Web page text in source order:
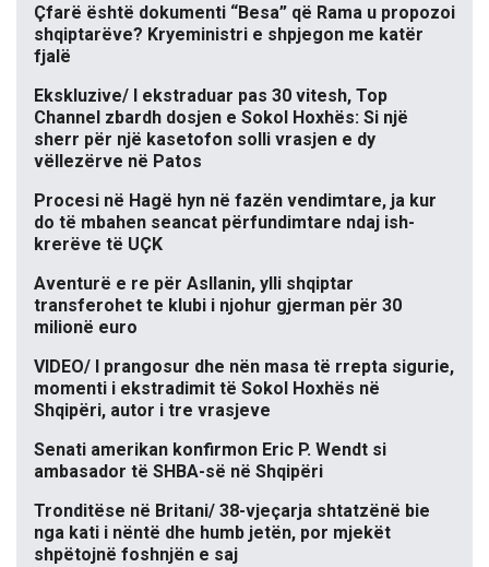
Çfarë është dokumenti “Besa” që Rama u propozoi
shqiptarëve? Kryeministri e shpjegon me katër
fjalë
Ekskluzive/ I ekstraduar pas 30 vitesh, Top
Channel zbardh dosjen e Sokol Hoxhës: Si një
sherr për një kasetofon solli vrasjen e dy
vëllezërve në Patos
Procesi në Hagë hyn në fazën vendimtare, ja kur
do të mbahen seancat përfundimtare ndaj ish-
krerëve të UÇK
Aventurë e re për Asllanin, ylli shqiptar
transferohet te klubi i njohur gjerman për 30
milionë euro
VIDEO/ I prangosur dhe nën masa të rrepta sigurie,
momenti i ekstradimit të Sokol Hoxhës në
Shqipëri, autor i tre vrasjeve
Senati amerikan konfirmon Eric P. Wendt si
ambasador të SHBA-së në Shqipëri
Tronditëse në Britani/ 38-vjeçarja shtatzënë bie
nga kati i nëntë dhe humb jetën, por mjekët
shpëtojnë foshnjën e saj